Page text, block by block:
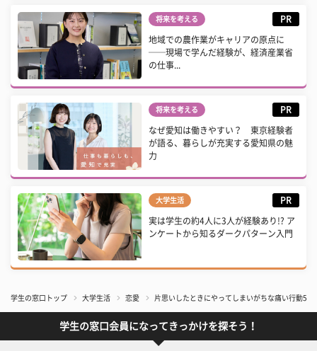
将来を考える PR
地域での農作業がキャリアの原点に
──現場で学んだ経験が、経済産業省
の仕事...
将来を考える PR
なぜ愛知は働きやすい？ 東京経験者
が語る、暮らしが充実する愛知県の魅
力
大学生活 PR
実は学生の約4人に3人が経験あり!? ア
ンケートから知るダークパターン入門
学生の窓口トップ 大学生活 恋愛 片思いしたときにやってしまいがちな痛い行動5選
学生の窓口会員になってきっかけを探そう！